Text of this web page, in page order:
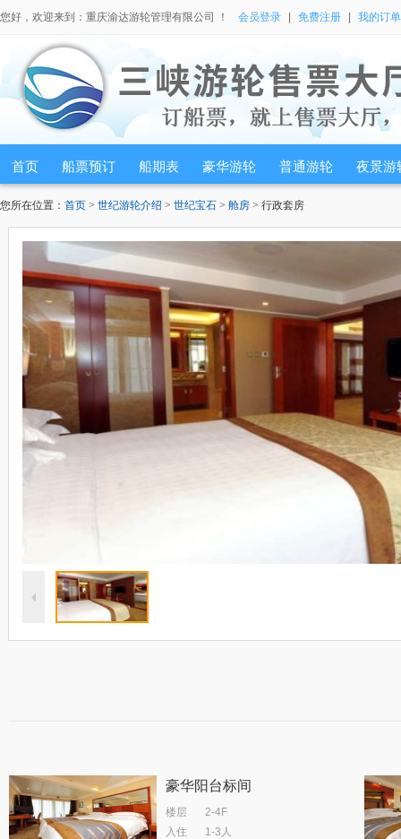
您好，欢迎来到：重庆渝达游轮管理有限公司 ！ 会员登录 免费注册 我的订单
首页 船票预订 船期表 豪华游轮 普通游轮 夜景游
您所在位置： 首页 > 世纪游轮介绍 > 世纪宝石 > 舱房 > 行政套房
豪华阳台标间
楼层
2-4F
入住
1-3人